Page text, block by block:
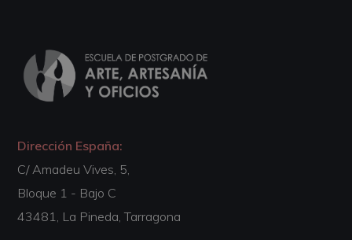
Dirección España:
C/ Amadeu Vives, 5,
Bloque 1 - Bajo C
43481, La Pineda, Tarragona